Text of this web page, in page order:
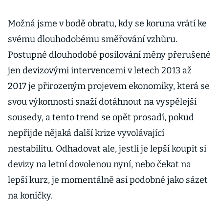
Možná jsme v bodě obratu, kdy se koruna vrátí ke
svému dlouhodobému směřování vzhůru.
Postupné dlouhodobé posilování měny přerušené
jen devizovými intervencemi v letech 2013 až
2017 je přirozeným projevem ekonomiky, která se
svou výkonností snaží dotáhnout na vyspělejší
sousedy, a tento trend se opět prosadí, pokud
nepřijde nějaká další krize vyvolávající
nestabilitu. Odhadovat ale, jestli je lepší koupit si
devizy na letní dovolenou nyní, nebo čekat na
lepší kurz, je momentálně asi podobné jako sázet
na koníčky.